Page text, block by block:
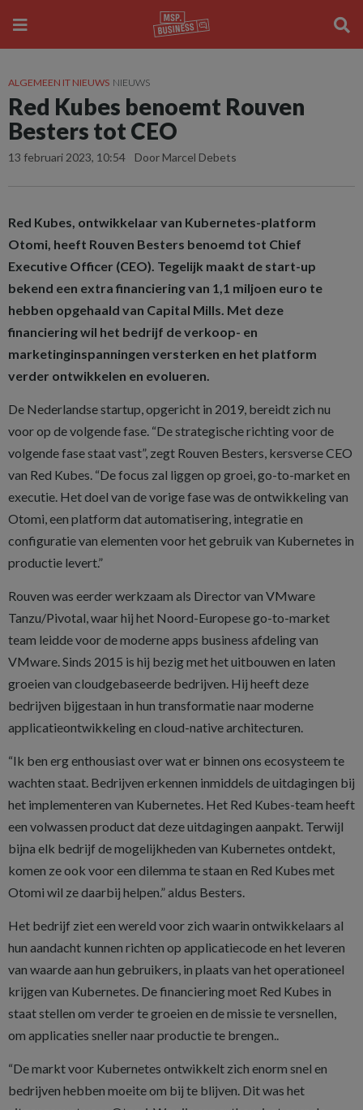
ALGEMEEN IT NIEUWS NIEUWS
Red Kubes benoemt Rouven
Besters tot CEO
13 februari 2023, 10:54 Door Marcel Debets
Red Kubes, ontwikkelaar van Kubernetes-platform
Otomi, heeft Rouven Besters benoemd tot Chief
Executive Officer (CEO). Tegelijk maakt de start-up
bekend een extra financiering van 1,1 miljoen euro te
hebben opgehaald van Capital Mills. Met deze
financiering wil het bedrijf de verkoop- en
marketinginspanningen versterken en het platform
verder ontwikkelen en evolueren.
De Nederlandse startup, opgericht in 2019, bereidt zich nu
voor op de volgende fase. “De strategische richting voor de
volgende fase staat vast”, zegt Rouven Besters, kersverse CEO
van Red Kubes. “De focus zal liggen op groei, go-to-market en
executie. Het doel van de vorige fase was de ontwikkeling van
Otomi, een platform dat automatisering, integratie en
configuratie van elementen voor het gebruik van Kubernetes in
productie levert.”
Rouven was eerder werkzaam als Director van VMware
Tanzu/Pivotal, waar hij het Noord-Europese go-to-market
team leidde voor de moderne apps business afdeling van
VMware. Sinds 2015 is hij bezig met het uitbouwen en laten
groeien van cloudgebaseerde bedrijven. Hij heeft deze
bedrijven bijgestaan in hun transformatie naar moderne
applicatieontwikkeling en cloud-native architecturen.
“Ik ben erg enthousiast over wat er binnen ons ecosysteem te
wachten staat. Bedrijven erkennen inmiddels de uitdagingen bij
het implementeren van Kubernetes. Het Red Kubes-team heeft
een volwassen product dat deze uitdagingen aanpakt. Terwijl
bijna elk bedrijf de mogelijkheden van Kubernetes ontdekt,
komen ze ook voor een dilemma te staan en Red Kubes met
Otomi wil ze daarbij helpen.” aldus Besters.
Het bedrijf ziet een wereld voor zich waarin ontwikkelaars al
hun aandacht kunnen richten op applicatiecode en het leveren
van waarde aan hun gebruikers, in plaats van het operationeel
krijgen van Kubernetes. De financiering moet Red Kubes in
staat stellen om verder te groeien en de missie te versnellen,
om applicaties sneller naar productie te brengen..
“De markt voor Kubernetes ontwikkelt zich enorm snel en
bedrijven hebben moeite om bij te blijven. Dit was het